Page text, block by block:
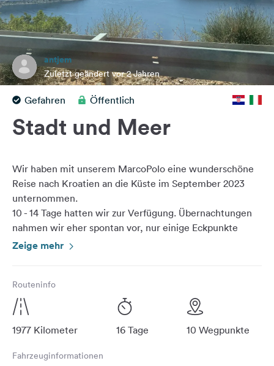
Registrieren
Einloggen
Newsletter
Feedback
Sprache:
Folge
uns
auf
Social
Media
Facebook
antjem
Zuletzt geändert vor 2 Jahren
Gefahren Öffentlich
Stadt und Meer
Wir haben mit unserem MarcoPolo eine wunderschöne
Reise nach Kroatien an die Küste im September 2023
unternommen.
10 - 14 Tage hatten wir zur Verfügung. Übernachtungen
nahmen wir eher spontan vor, nur einige Eckpunkte
Zeige mehr
Routeninfo
1977 Kilometer 16 Tage 10 Wegpunkte
Fahrzeuginformationen